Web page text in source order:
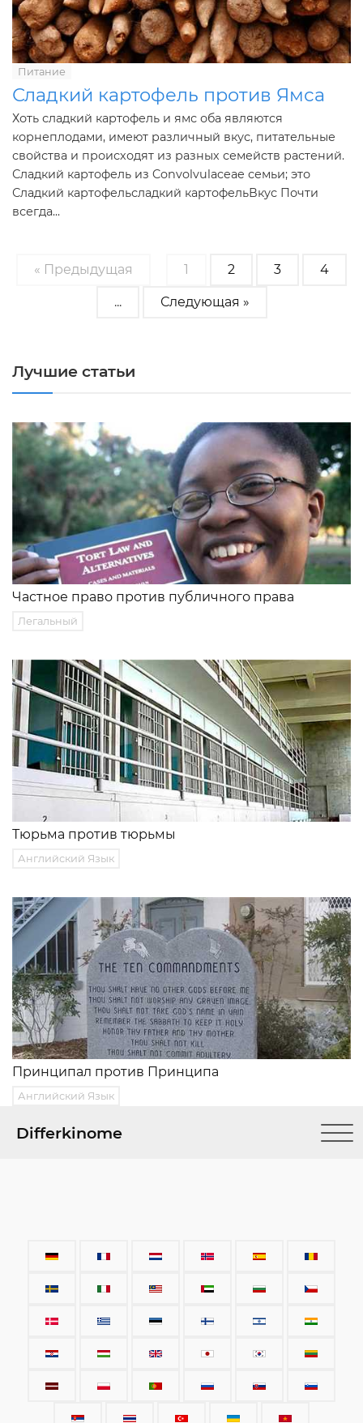
Питание
Сладкий картофель против Ямса
Хоть сладкий картофель и ямс оба являются
корнеплодами, имеют различный вкус, питательные
свойства и происходят из разных семейств растений.
Сладкий картофель из Convolvulaceae семьи; это
Сладкий картофельсладкий картофельВкус Почти
всегда...
« Предыдущая 1 2 3 4
... Следующая »
Лучшие статьи
Частное право против публичного права
Легальный
Тюрьма против тюрьмы
Английский Язык
Принципал против Принципа
Английский Язык
Differkinome